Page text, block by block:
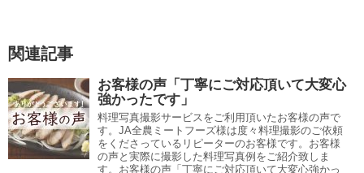
関連記事
お客様の声「丁寧にご対応頂いて⼤変⼼
強かったです」
料理写真撮影サービスをご利用頂いたお客様の声で
す。JA全農ミートフーズ様は度々料理撮影のご依頼
をくださっているリピーターのお客様です。お客様
の声と実際に撮影した料理写真例をご紹介致しま
す。お客様の声「丁寧にご対応頂いて⼤変⼼強かっ